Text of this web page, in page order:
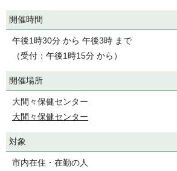
開催時間
午後1時30分 から 午後3時 まで
（受付：午後1時15分 から）
開催場所
大間々保健センター
大間々保健センター
対象
市内在住・在勤の人